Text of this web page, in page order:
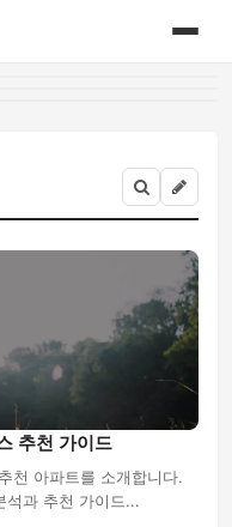
추천 가이드
천 아파트를 소개합니다.
석과 추천 가이드...